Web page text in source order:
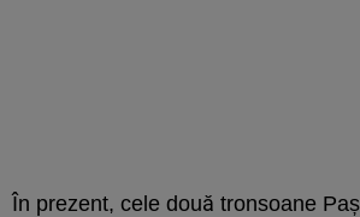
În prezent, cele două tronsoane